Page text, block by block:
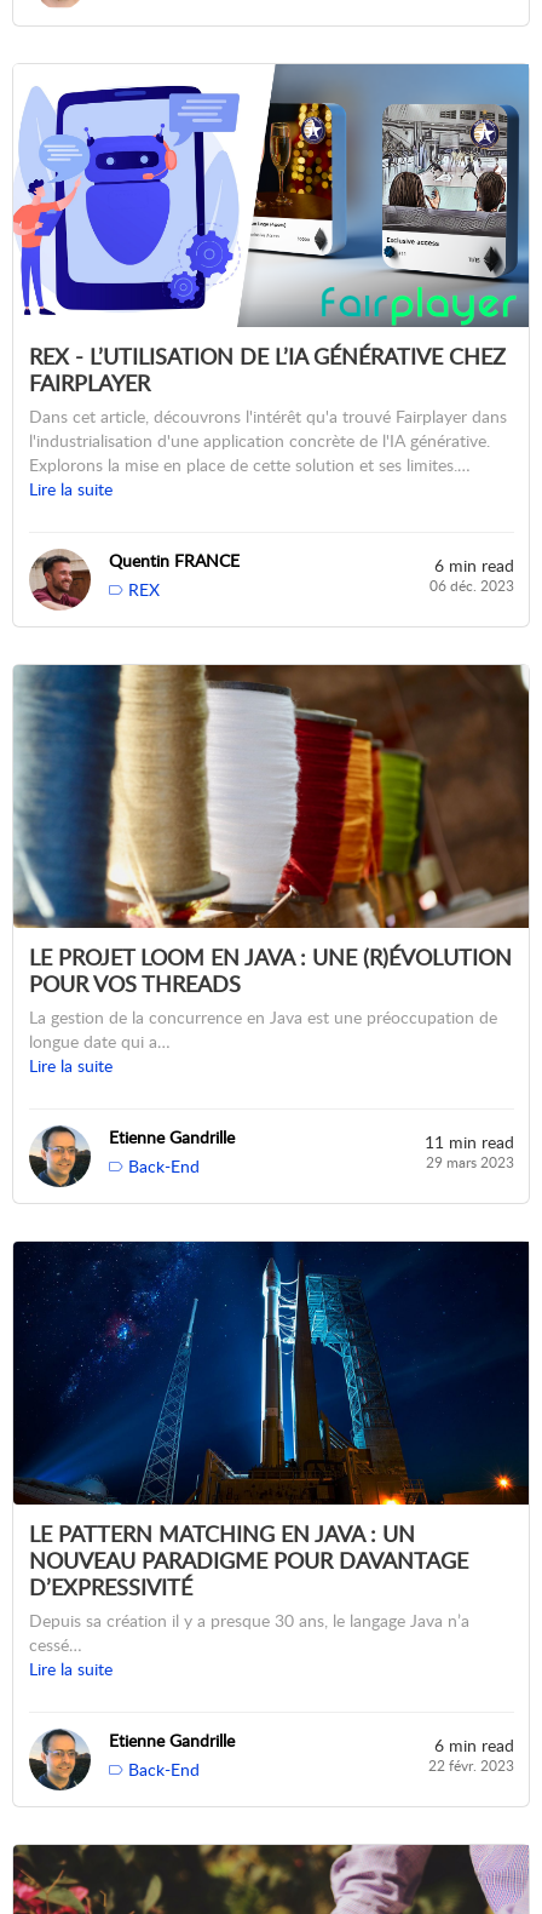
REX - L’UTILISATION DE L’IA GÉNÉRATIVE CHEZ
FAIRPLAYER
Dans cet article, découvrons l'intérêt qu'a trouvé Fairplayer dans
l'industrialisation d'une application concrète de l'IA générative.
Explorons la mise en place de cette solution et ses limites.…
Lire la suite
Quentin FRANCE
REX
6 min read
06 déc. 2023
LE PROJET LOOM EN JAVA : UNE (R)ÉVOLUTION
POUR VOS THREADS
La gestion de la concurrence en Java est une préoccupation de
longue date qui a…
Lire la suite
Etienne Gandrille
Back-End
11 min read
29 mars 2023
LE PATTERN MATCHING EN JAVA : UN
NOUVEAU PARADIGME POUR DAVANTAGE
D’EXPRESSIVITÉ
Depuis sa création il y a presque 30 ans, le langage Java n’a
cessé…
Lire la suite
Etienne Gandrille
Back-End
6 min read
22 févr. 2023